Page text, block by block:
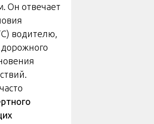
Он отвечает
водителю,